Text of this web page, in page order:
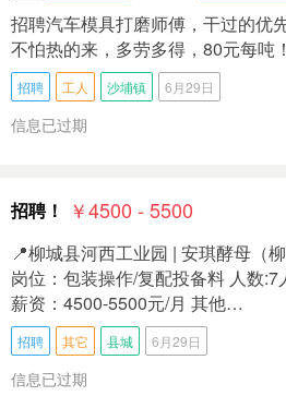
招聘汽车模具打磨师傅，干过的优
不怕热的来，多劳多得，80元每吨！
招聘 工人 沙埔镇 6月29日
信息已过期
招聘！ ￥4500 - 5500
📍柳城县河西工业园 | 安琪酵母（
岗位：包装操作/复配投备料 人数
薪资：4500-5500元/月 其他…
招聘 其它 县城 6月29日
信息已过期